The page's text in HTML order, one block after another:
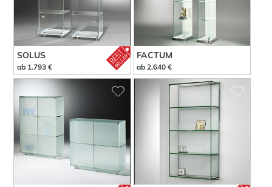
SOLUS
ab 1.793 €
FACTUM
ab 2.640 €